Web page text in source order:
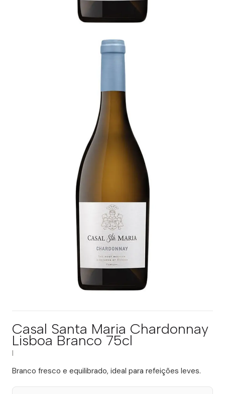
Casal Santa Maria Chardonnay
Lisboa Branco 75cl
Branco fresco e equilibrado, ideal para refeições leves.